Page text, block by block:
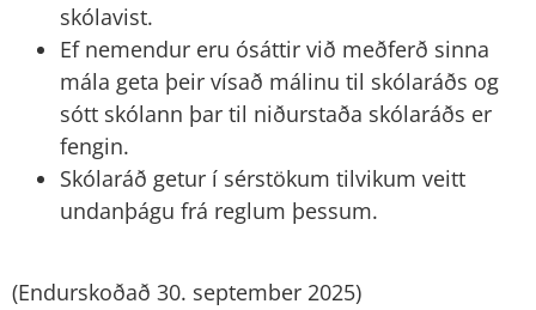
skólavist.
Ef nemendur eru ósáttir við meðferð sinna
mála geta þeir vísað málinu til skólaráðs og
sótt skólann þar til niðurstaða skólaráðs er
fengin.
Skólaráð getur í sérstökum tilvikum veitt
undanþágu frá reglum þessum.
(Endurskoðað 30. september 2025)